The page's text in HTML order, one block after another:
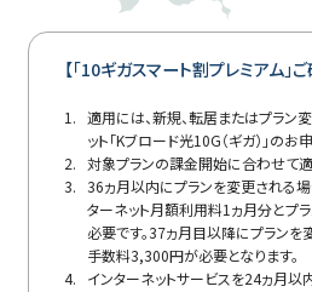
【「10ギガスマート割プレミアム」
適用には、新規、転居またはプラン
ット「Kブロード光10G（ギガ）」のお
対象プランの課金開始に合わせて
36ヵ月以内にプランを変更される
ターネット月額利用料1ヵ月分とプ
必要です。37ヵ月目以降にプランを
手数料3,300円が必要となります。
インターネットサービスを24ヵ月